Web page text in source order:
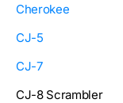
Cherokee
CJ-5
CJ-7
CJ-8 Scrambler